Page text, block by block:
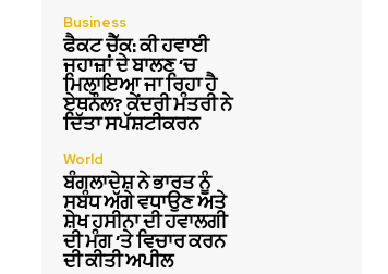
Business
ਫੈਕਟ ਚੈੱਕ: ਕੀ ਹਵਾਈ
ਜਹਾਜ਼ਾਂ ਦੇ ਬਾਲਣ ‘ਚ
ਮਿਲਾਇਆ ਜਾ ਰਿਹਾ ਹੈ
ਏਥਨੌਲ? ਕੇਂਦਰੀ ਮੰਤਰੀ ਨੇ
ਦਿੱਤਾ ਸਪੱਸ਼ਟੀਕਰਨ
World
ਬੰਗਲਾਦੇਸ਼ ਨੇ ਭਾਰਤ ਨੂੰ
ਸਬੰਧ ਅੱਗੇ ਵਧਾਉਣ ਅਤੇ
ਸ਼ੇਖ ਹਸੀਨਾ ਦੀ ਹਵਾਲਗੀ
ਦੀ ਮੰਗ ‘ਤੇ ਵਿਚਾਰ ਕਰਨ
ਦੀ ਕੀਤੀ ਅਪੀਲ